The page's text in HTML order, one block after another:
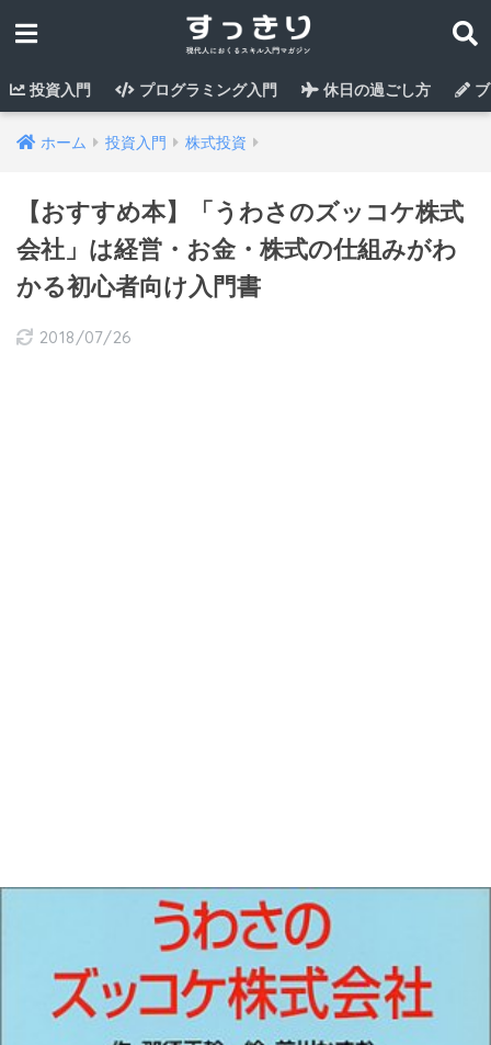
投資入門 プログラミング入門 休日の過ごし方
ホーム 投資入門 株式投資
【おすすめ本】「うわさのズッコケ株式
会社」は経営・お金・株式の仕組みがわ
かる初心者向け入門書
2018/07/26